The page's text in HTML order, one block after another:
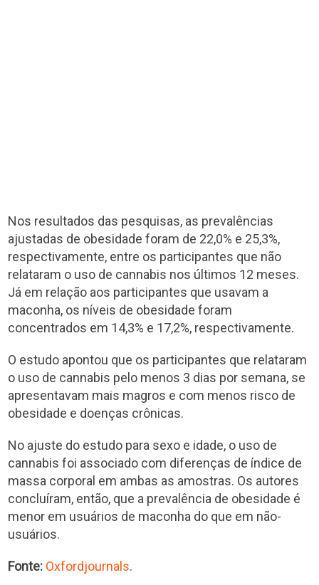
Nos resultados das pesquisas, as prevalências
ajustadas de obesidade foram de 22,0% e 25,3%,
respectivamente, entre os participantes que não
relataram o uso de cannabis nos últimos 12 meses.
Já em relação aos participantes que usavam a
maconha, os níveis de obesidade foram
concentrados em 14,3% e 17,2%, respectivamente.
O estudo apontou que os participantes que relataram
o uso de cannabis pelo menos 3 dias por semana, se
apresentavam mais magros e com menos risco de
obesidade e doenças crônicas.
No ajuste do estudo para sexo e idade, o uso de
cannabis foi associado com diferenças de índice de
massa corporal em ambas as amostras. Os autores
concluíram, então, que a prevalência de obesidade é
menor em usuários de maconha do que em não-
usuários.
Fonte: Oxfordjournals.